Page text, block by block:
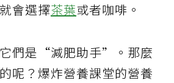
會選擇茶葉或者咖啡。
們是“減肥助手”。那麼
呢？爆炸營養課堂的營養